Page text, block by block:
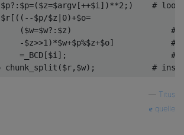
?: $p=($z=$argv [++$i ])**2 ;)
# loop
[((--$p/$z 0)+$o=
($w=$w?: $z)
#
-$z>>1 )*$w+$p%$z+$o]
#
= _BCD [$i ];
#
chunk_split ($r, $w); #
Titus
quelle